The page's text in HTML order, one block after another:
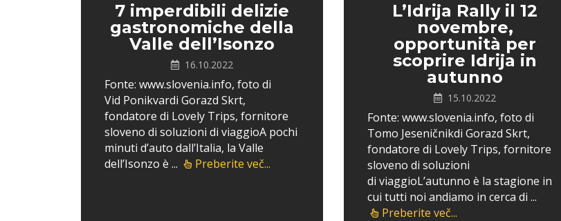
7 imperdibili delizie
gastronomiche della
Valle dell’Isonzo
16.10.2022
Fonte: www.slovenia.info, foto di
Vid Ponikvardi Gorazd Skrt,
fondatore di Lovely Trips, fornitore
sloveno di soluzioni di viaggioA pochi
minuti d’auto dall’Italia, la Valle
dell’Isonzo è ...
Preberite več...
L’Idrija Rally il 12
novembre,
opportunità per
scoprire Idrija in
autunno
15.10.2022
Fonte: www.slovenia.info, foto di
Tomo Jeseničnikdi Gorazd Skrt,
fondatore di Lovely Trips, fornitore
sloveno di soluzioni
di viaggioL’autunno è la stagione in
cui tutti noi andiamo in cerca di ...
Preberite več...